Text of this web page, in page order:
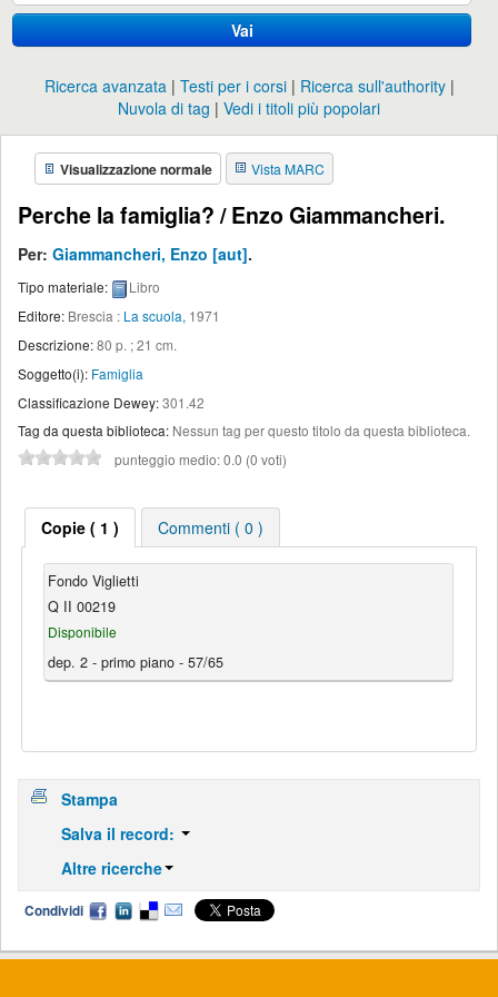
Vai
Ricerca avanzata Testi per i corsi
Ricerca sull'authority
Nuvola di tag
Vedi i titoli più popolari
Visualizzazione normale Vista MARC
Perche la famiglia? /Enzo Giammancheri.
Per: Giammancheri, Enzo [aut].
Tipo materiale:
Libro
Editore: Brescia : La scuola, 1971
Descrizione:80 p. ; 21 cm.
Soggetto(i): Famiglia
Classificazione Dewey:301.42
Tag da questa biblioteca: Nessun tag per questo titolo da questa biblioteca.
punteggio medio: 0.0 (0 voti)
Copie ( 1 ) Commenti ( 0 )
Fondo Viglietti
Q II 00219
Disponibile
dep. 2 - primo piano - 57/65
Stampa
Salva il record:
Altre ricerche
Condividi